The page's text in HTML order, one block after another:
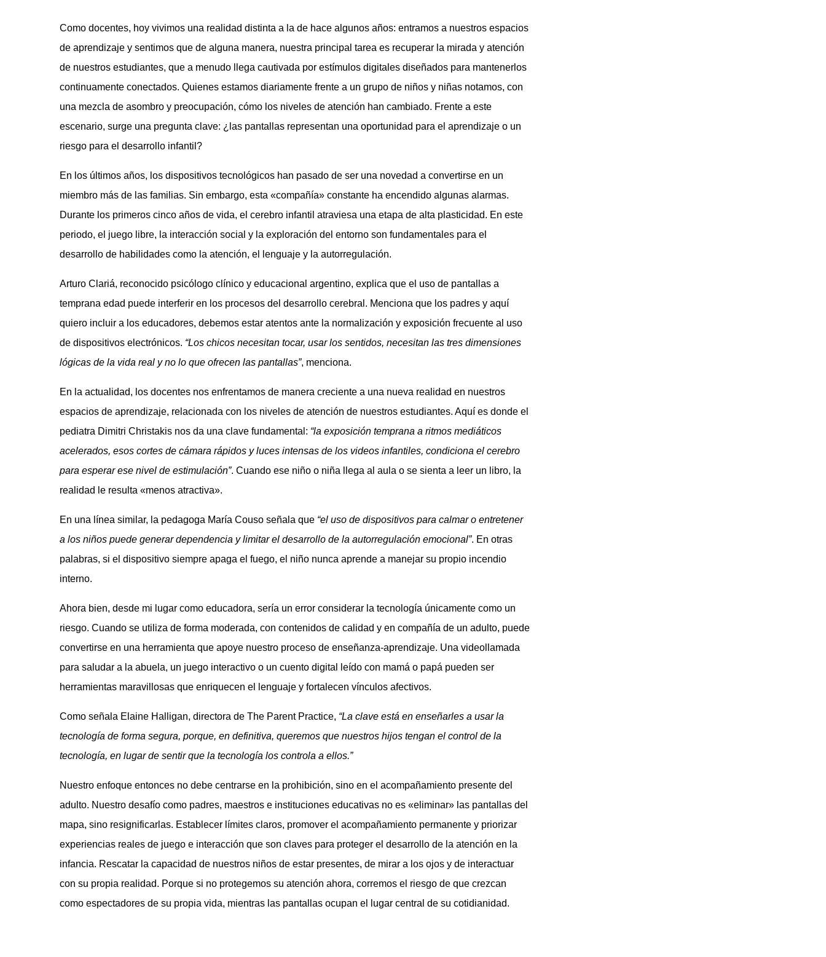
Como docentes, hoy vivimos una realidad distinta a la de hace algunos años: entramos a nuestros espacios
de aprendizaje y sentimos que de alguna manera, nuestra principal tarea es recuperar la mirada y atención
de nuestros estudiantes, que a menudo llega cautivada por estímulos digitales diseñados para mantenerlos
continuamente conectados. Quienes estamos diariamente frente a un grupo de niños y niñas notamos, con
una mezcla de asombro y preocupación, cómo los niveles de atención han cambiado. Frente a este
escenario, surge una pregunta clave: ¿las pantallas representan una oportunidad para el aprendizaje o un
riesgo para el desarrollo infantil?
En los últimos años, los dispositivos tecnológicos han pasado de ser una novedad a convertirse en un
miembro más de las familias. Sin embargo, esta «compañía» constante ha encendido algunas alarmas.
Durante los primeros cinco años de vida, el cerebro infantil atraviesa una etapa de alta plasticidad. En este
periodo, el juego libre, la interacción social y la exploración del entorno son fundamentales para el
desarrollo de habilidades como la atención, el lenguaje y la autorregulación.
Arturo Clariá, reconocido psicólogo clínico y educacional argentino, explica que el uso de pantallas a
temprana edad puede interferir en los procesos del desarrollo cerebral. Menciona que los padres y aquí
quiero incluir a los educadores, debemos estar atentos ante la normalización y exposición frecuente al uso
de dispositivos electrónicos. “Los chicos necesitan tocar, usar los sentidos, necesitan las tres dimensiones
lógicas de la vida real y no lo que ofrecen las pantallas”, menciona.
En la actualidad, los docentes nos enfrentamos de manera creciente a una nueva realidad en nuestros
espacios de aprendizaje, relacionada con los niveles de atención de nuestros estudiantes. Aquí es donde el
pediatra Dimitri Christakis nos da una clave fundamental: “la exposición temprana a ritmos mediáticos
acelerados, esos cortes de cámara rápidos y luces intensas de los videos infantiles, condiciona el cerebro
para esperar ese nivel de estimulación”. Cuando ese niño o niña llega al aula o se sienta a leer un libro, la
realidad le resulta «menos atractiva».
En una línea similar, la pedagoga María Couso señala que “el uso de dispositivos para calmar o entretener
a los niños puede generar dependencia y limitar el desarrollo de la autorregulación emocional”. En otras
palabras, si el dispositivo siempre apaga el fuego, el niño nunca aprende a manejar su propio incendio
interno.
Ahora bien, desde mi lugar como educadora, sería un error considerar la tecnología únicamente como un
riesgo. Cuando se utiliza de forma moderada, con contenidos de calidad y en compañía de un adulto, puede
convertirse en una herramienta que apoye nuestro proceso de enseñanza-aprendizaje. Una videollamada
para saludar a la abuela, un juego interactivo o un cuento digital leído con mamá o papá pueden ser
herramientas maravillosas que enriquecen el lenguaje y fortalecen vínculos afectivos.
Como señala Elaine Halligan, directora de The Parent Practice, “La clave está en enseñarles a usar la
tecnología de forma segura, porque, en definitiva, queremos que nuestros hijos tengan el control de la
tecnología, en lugar de sentir que la tecnología los controla a ellos.”
Nuestro enfoque entonces no debe centrarse en la prohibición, sino en el acompañamiento presente del
adulto. Nuestro desafío como padres, maestros e instituciones educativas no es «eliminar» las pantallas del
mapa, sino resignificarlas. Establecer límites claros, promover el acompañamiento permanente y priorizar
experiencias reales de juego e interacción que son claves para proteger el desarrollo de la atención en la
infancia. Rescatar la capacidad de nuestros niños de estar presentes, de mirar a los ojos y de interactuar
con su propia realidad. Porque si no protegemos su atención ahora, corremos el riesgo de que crezcan
como espectadores de su propia vida, mientras las pantallas ocupan el lugar central de su cotidianidad.